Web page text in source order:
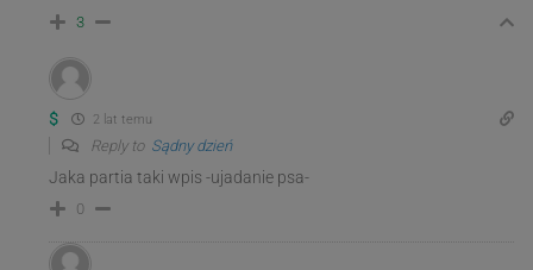
3
$ 2 lat temu
Reply to Sądny dzień
Jaka partia taki wpis -ujadanie psa-
0